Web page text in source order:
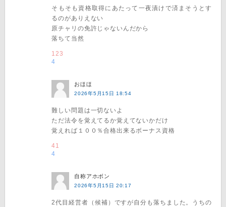
そもそも資格取得にあたって一夜漬けで済まそうとす
るのがありえない
原チャリの免許じゃないんだから
落ちて当然
123
4
おほほ
2026年5月15日 18:54
難しい問題は一切ないよ
ただ法令を覚えてるか覚えてないかだけ
覚えれば１００％合格出来るボーナス資格
41
4
自称アホボン
2026年5月15日 20:17
2代目経営者（候補）ですが自分も落ちました。うちの